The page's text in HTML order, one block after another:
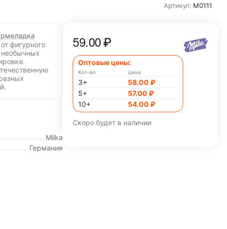
Артикул: M0111
фигурного
Milka
Германия
59.00₽
Оптовые цены:
Кол-во
3+
5+
10+
Цена
58.00 ₽
57.00 ₽
54.00 ₽
Скоро будет в наличии